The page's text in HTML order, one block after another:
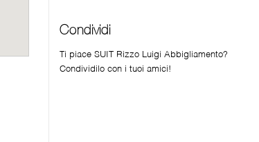
Condividi
Ti piace SUIT Rizzo Luigi Abbigliamento?
Condividilo con i tuoi amici!